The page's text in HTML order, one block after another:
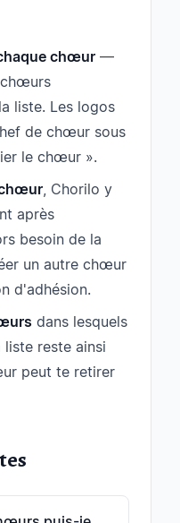
chœur —
chœurs
liste. Les logos
de chœur sous
le chœur ».
, Chorilo y
après
besoin de la
un autre chœur
d'adhésion.
dans lesquels
reste ainsi
peut te retirer